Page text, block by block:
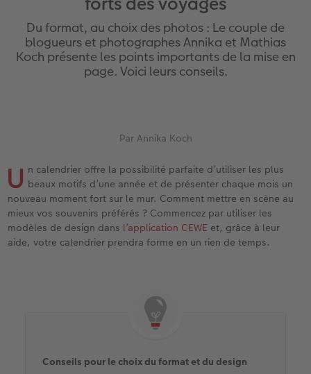
Étui personnalisé
Pochette souvenirs
LIVRE PHOTO CEWE Bébé
Premières étapes
Possibilités de commande
Exemples
Témoignages clients
CEWE myPhotos
Tirages photo sur papier recyclé
Poster premium
Lot de photos
Tirages immédiats
Photo d’identité biométrique
Accessoires
CEWE myPhotos
Affiche carte personnalisée
Pêle-mêle
hexxas
Photo sur alu-dibond
Photo sur bois
Tableau photo Prestige
Photo sur carton mousse
Conseils décoration murale
Autres occasions
Cartes à rabat
Cartes photo
Carte à l’unité
CEWE myPhotos
Jeux
École et bureau
Animaux de compagnie
Tirages créatifs
Boîte cadeau photo
Idées de cadeaux
Carte cadeau CEWE
Boîte à friandises personnalisée
Coques en silicone
Coques en polycarbonate
Coques en cuir
Coques avec cordon
Avec design
CEWE myPhotos
Calendriers muraux avec design
Calendrier mural A4
Calendrier mural A4 Panorama
Calendrier de bureau carré
CEWE myPhotos
Accessoires
pour l’anniversaire
Cadeaux de fête des mères
Cadeaux pour le départ
pour les jeunes mariés
pour l’EVJF
Mariage
Livre de l’année
Concours photos
Magazine CEWE
Du format, au choix des photos : Le couple de
blogueurs et photographes Annika et Mathias
Koch présente les points importants de la mise en
page. Voici leurs conseils.
Par Annika Koch
U n calendrier offre la possibilité parfaite d’utiliser les plus
beaux motifs d’une année et de présenter chaque mois un
nouveau moment fort sur le mur. Comment mettre en scène au
mieux vos souvenirs préférés ? Commencez par utiliser les
modèles de design dans l’application CEWE et, grâce à leur
aide, votre calendrier prendra forme en un rien de temps.
Conseils pour le choix du format et du design